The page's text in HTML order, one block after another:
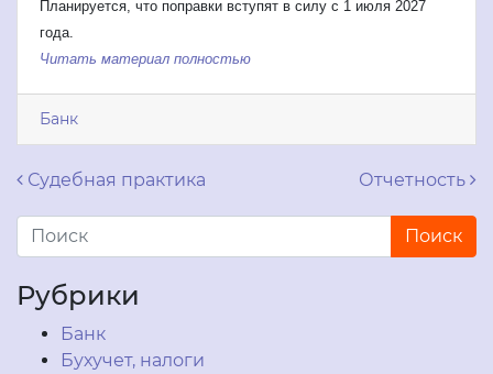
Планируется, что поправки вступят в силу с 1 июля 2027
года.
Читать материал полностью
Банк
Навигация по записям
Судебная практика Отчетность
Рубрики
Банк
Бухучет, налоги